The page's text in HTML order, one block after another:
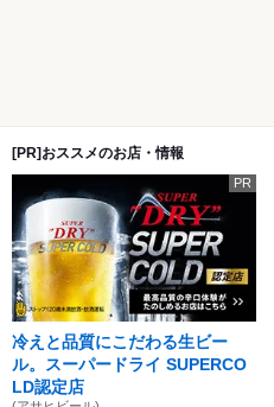
[PR]おススメのお店・情報
PR
冷えと品質にこだわる生ビー
ル。スーパードライ SUPERCO
LD認定店